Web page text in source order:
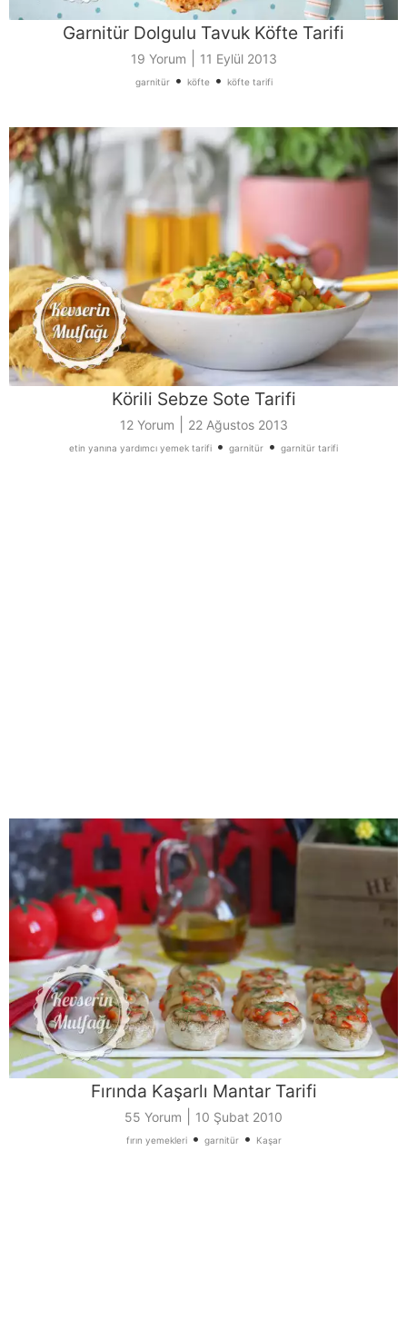
Garnitür Dolgulu Tavuk Köfte Tarifi
19 Yorum 11 Eylül 2013
garnitür• köfte• köfte tarifi
Körili Sebze Sote Tarifi
12 Yorum 22 Ağustos 2013
etin yanına yardımcı yemek tarifi • garnitür • garnitür tarifi
Fırında Kaşarlı Mantar Tarifi
55 Yorum 10 Şubat 2010
fırın yemekleri• garnitür• Kaşar